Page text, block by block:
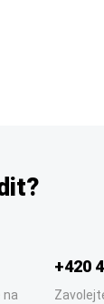
na
+420